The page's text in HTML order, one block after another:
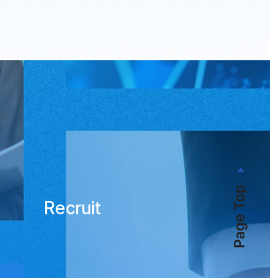
Recruit